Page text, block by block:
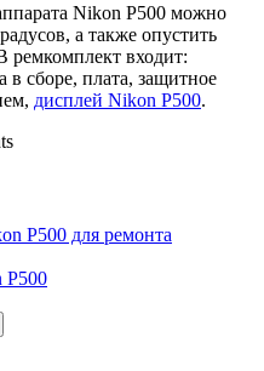
Nikon P500 можно
а также опустить
ремкомплект входит:
сборе, плата, защитное
дисплей Nikon P500.